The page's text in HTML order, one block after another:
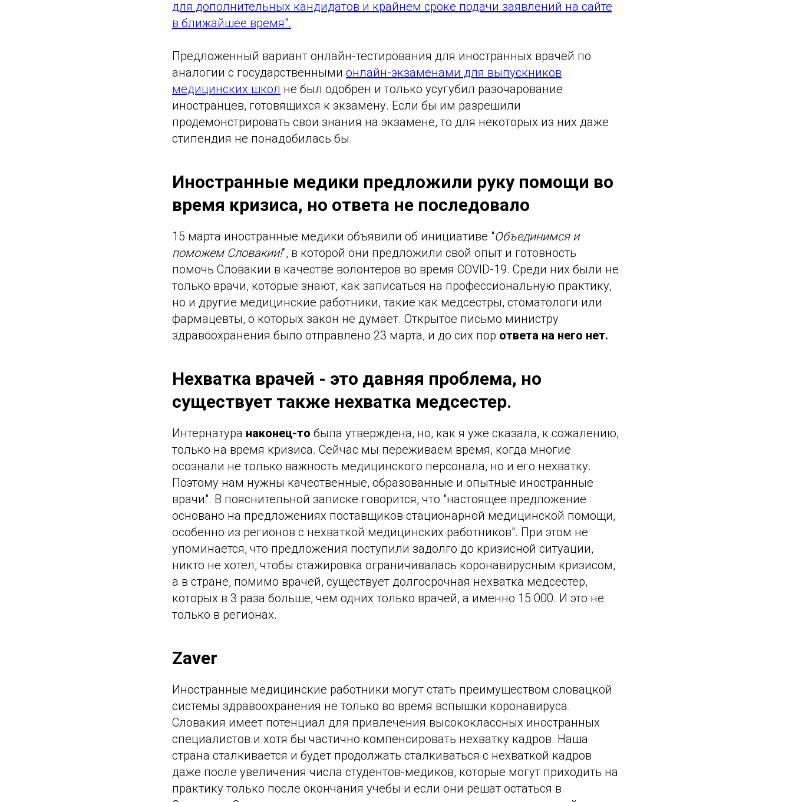
для дополнительных кандидатов и крайнем сроке подачи заявлений на сайте
в ближайшее время".
Предложенный вариант онлайн-тестирования для иностранных врачей по
аналогии с государственными онлайн-экзаменами для выпускников
медицинских школ не был одобрен и только усугубил разочарование
иностранцев, готовящихся к экзамену. Если бы им разрешили
продемонстрировать свои знания на экзамене, то для некоторых из них даже
стипендия не понадобилась бы.
Иностранные медики предложили руку помощи во
время кризиса, но ответа не последовало
15 марта иностранные медики объявили об инициативе "Объединимся и
поможем Словакии!", в которой они предложили свой опыт и готовность
помочь Словакии в качестве волонтеров во время COVID-19. Среди них были не
только врачи, которые знают, как записаться на профессиональную практику,
но и другие медицинские работники, такие как медсестры, стоматологи или
фармацевты, о которых закон не думает. Открытое письмо министру
здравоохранения было отправлено 23 марта, и до сих пор ответа на него нет.
Нехватка врачей - это давняя проблема, но
существует также нехватка медсестер.
Интернатура наконец-то была утверждена, но, как я уже сказала, к сожалению,
только на время кризиса. Сейчас мы переживаем время, когда многие
осознали не только важность медицинского персонала, но и его нехватку.
Поэтому нам нужны качественные, образованные и опытные иностранные
врачи". В пояснительной записке говорится, что "настоящее предложение
основано на предложениях поставщиков стационарной медицинской помощи,
особенно из регионов с нехваткой медицинских работников". При этом не
упоминается, что предложения поступили задолго до кризисной ситуации,
никто не хотел, чтобы стажировка ограничивалась коронавирусным кризисом,
а в стране, помимо врачей, существует долгосрочная нехватка медсестер,
которых в 3 раза больше, чем одних только врачей, а именно 15 000. И это не
только в регионах.
Zaver
Иностранные медицинские работники могут стать преимуществом словацкой
системы здравоохранения не только во время вспышки коронавируса.
Словакия имеет потенциал для привлечения высококлассных иностранных
специалистов и хотя бы частично компенсировать нехватку кадров. Наша
страна сталкивается и будет продолжать сталкиваться с нехваткой кадров
даже после увеличения числа студентов-медиков, которые могут приходить на
практику только после окончания учебы и если они решат остаться в